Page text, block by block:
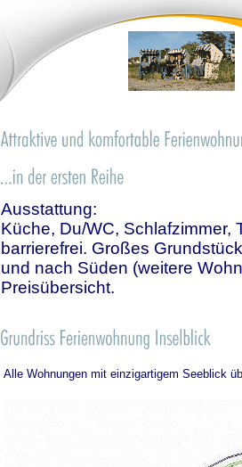
Küche, Du/WC, Schlafzimmer,
barrierefrei. Großes
und nach Süden (weitere
Preisübersicht.
Alle Wohnungen mit einzigartigem Seeblick